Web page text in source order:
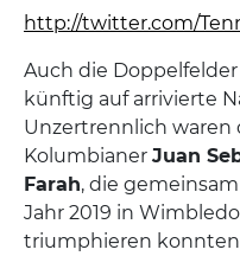
http://twitter.com/
Auch die Doppelfelder
künftig auf arrivierte
Unzertrennlich waren
Kolumbianer Juan
Farah, die
Jahr 2019 in
triumphieren